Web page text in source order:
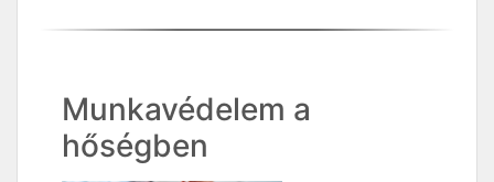
Munkavédelem a
hőségben